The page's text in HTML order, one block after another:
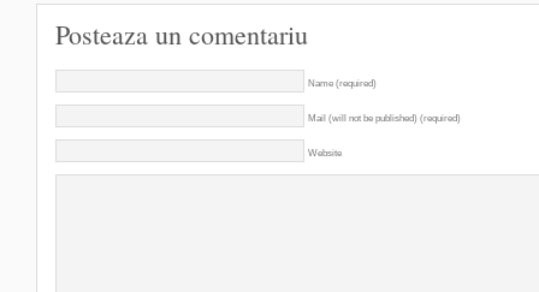
Posteaza un comentariu
Name (required)
Mail (will not be published) (required)
Website